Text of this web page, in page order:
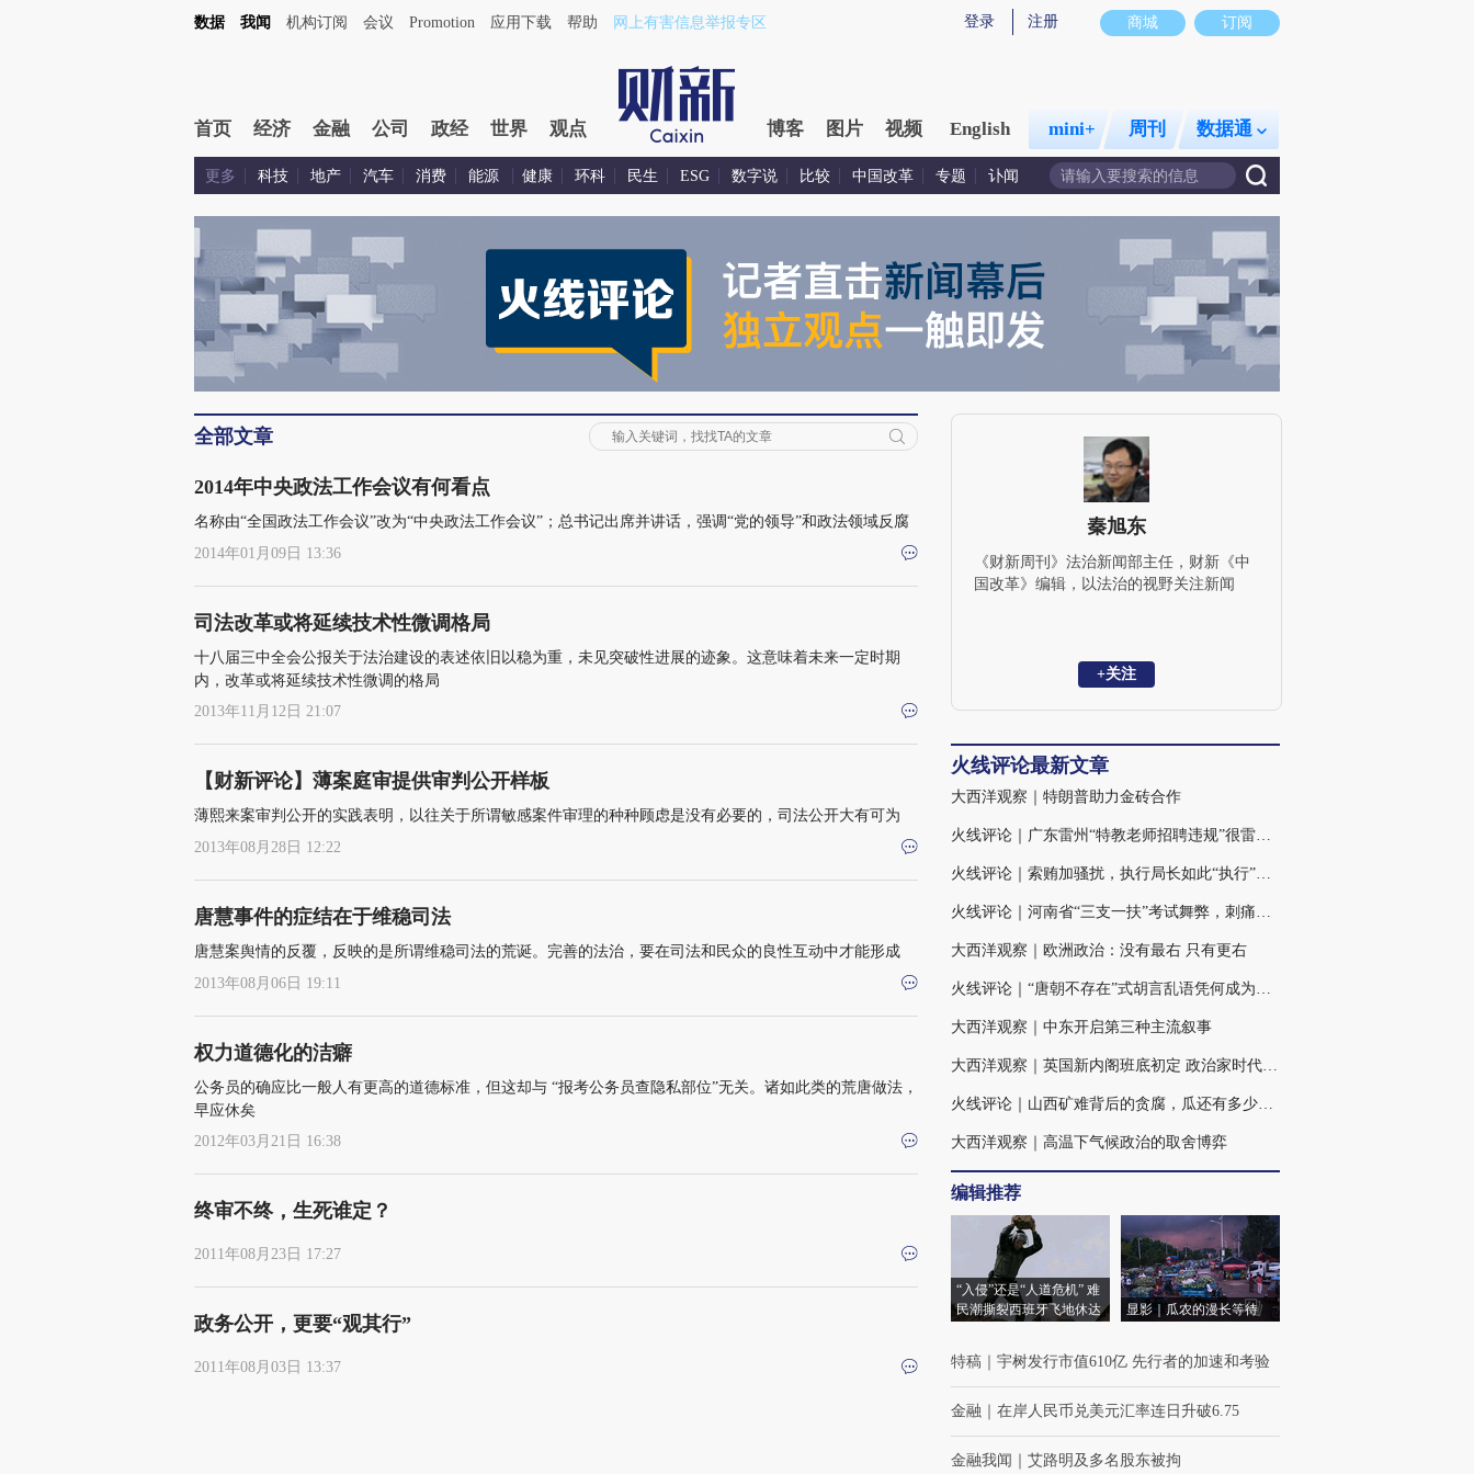
商城 订阅
登录 注册
数据 我闻 机构订阅 会议 Promotion 应用下载 帮助 网上有害信息举报专区
首页 经济 金融 公司 政经 世界 观点 博客 图片 视频 English mini+ 周刊 数据通
更多 科技 地产 汽车 消费 能源 健康 环科 民生 ESG 数字说 比较 中国改革 专题 讣闻
全部文章
2014年中央政法工作会议有何看点
名称由“全国政法工作会议”改为“中央政法工作会议”；总书记出席并讲话，强调“党的领导”和政法领域反腐
2014年01月09日 13:36
司法改革或将延续技术性微调格局
十八届三中全会公报关于法治建设的表述依旧以稳为重，未见突破性进展的迹象。这意味着未来一定时期
内，改革或将延续技术性微调的格局
2013年11月12日 21:07
【财新评论】薄案庭审提供审判公开样板
薄熙来案审判公开的实践表明，以往关于所谓敏感案件审理的种种顾虑是没有必要的，司法公开大有可为
2013年08月28日 12:22
唐慧事件的症结在于维稳司法
唐慧案舆情的反覆，反映的是所谓维稳司法的荒诞。完善的法治，要在司法和民众的良性互动中才能形成
2013年08月06日 19:11
权力道德化的洁癖
公务员的确应比一般人有更高的道德标准，但这却与 “报考公务员查隐私部位”无关。诸如此类的荒唐做法，
早应休矣
2012年03月21日 16:38
终审不终，生死谁定？
2011年08月23日 17:27
政务公开，更要“观其行”
2011年08月03日 13:37
秦旭东
《财新周刊》法治新闻部主任，财新《中
国改革》编辑，以法治的视野关注新闻
+关注
火线评论最新文章
大西洋观察｜特朗普助力金砖合作
火线评论｜广东雷州“特教老师招聘违规”很雷，仍有诸多疑点
火线评论｜索贿加骚扰，执行局长如此“执行”背后的三重扭曲
火线评论｜河南省“三支一扶”考试舞弊，刺痛社会敏感神经(含视频)
大西洋观察｜欧洲政治：没有最右 只有更右
火线评论｜“唐朝不存在”式胡言乱语凭何成为热点
大西洋观察｜中东开启第三种主流叙事
大西洋观察｜英国新内阁班底初定 政治家时代困境犹存
火线评论｜山西矿难背后的贪腐，瓜还有多少、蔓还有多长？
大西洋观察｜高温下气候政治的取舍博弈
编辑推荐
“入侵”还是“人道危机” 难
民潮撕裂西班牙飞地休达
显影｜瓜农的漫长等待
特稿 宇树发行市值610亿 先行者的加速和考验
金融 在岸人民币兑美元汇率连日升破6.75
金融我闻 艾路明及多名股东被拘